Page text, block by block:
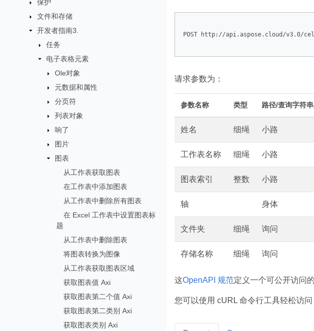
保护
文件和存储
开发者指南3.
任务
电子表格元素
Ole对象
元数据和属性
分页符
列表对象
响了
图片
图表
从工作表获取图表
在工作表中添加图表
从工作表中删除所有图表
在 Excel 工作表中设置图表标
题
从工作表中删除图表
将图表转换为图像
从工作表获取图表区域
获取图表值 Axi
获取图表第二个值 Axi
获取图表第二类别 Axi
获取图表类别 Axi
POST http://api.aspose.cloud/v3.0/
请求参数为：
参数名称 类型 路径/查询字符
姓名 细绳 小路
工作表名称 细绳 小路
图表索引 整数 小路
轴 身体
文件夹 细绳 询问
存储名称 细绳 询问
这OpenAPI 规范定义一个可公开访问
您可以使用 cURL 命令行工具轻松访